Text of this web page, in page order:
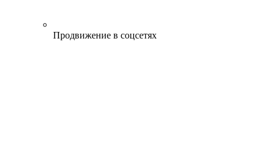
Продвижение в соцсетях